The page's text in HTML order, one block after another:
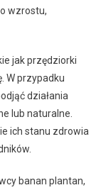
wzrostu,
jak przędziorki
W przypadku
działania
lub naturalne.
ich stanu zdrowia
banan plantan,